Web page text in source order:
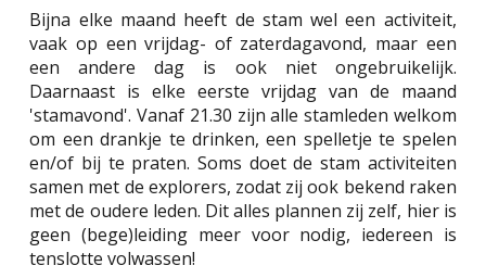
Bijna elke maand heeft de stam wel een activiteit,
vaak op een vrijdag- of zaterdagavond, maar een
een andere dag is ook niet ongebruikelijk.
Daarnaast is elke eerste vrijdag van de maand
'stamavond'. Vanaf 21.30 zijn alle stamleden welkom
om een drankje te drinken, een spelletje te spelen
en/of bij te praten. Soms doet de stam activiteiten
samen met de explorers, zodat zij ook bekend raken
met de oudere leden. Dit alles plannen zij zelf, hier is
geen (bege)leiding meer voor nodig, iedereen is
tenslotte volwassen!